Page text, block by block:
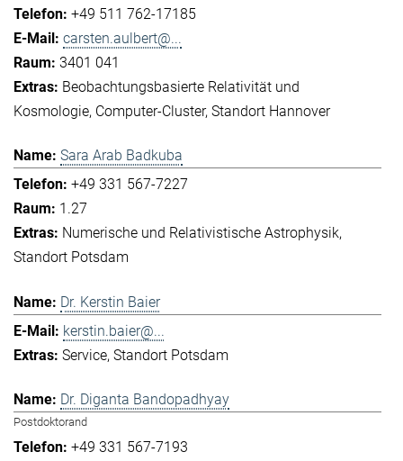
+49 511 762-17185
carsten.aulbert@...
3401 041
Beobachtungsbasierte Relativität und
Kosmologie Computer-Cluster Standort Hannover
Sara Arab Badkuba
+49 331 567-7227
1.27
Numerische und Relativistische Astrophysik
Standort Potsdam
Dr. Kerstin Baier
kerstin.baier@...
Service Standort Potsdam
Dr. Diganta Bandopadhyay
Postdoktorand
+49 331 567-7193